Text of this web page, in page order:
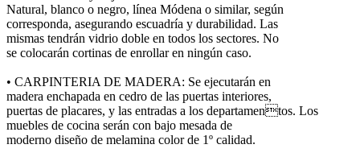
Natural, blanco o negro, línea Módena o similar, según
corresponda, asegurando escuadría y durabilidad. Las
mismas tendrán vidrio doble en todos los sectores. No
se colocarán cortinas de enrollar en ningún caso.
• CARPINTERIA DE MADERA: Se ejecutarán en
madera enchapada en cedro de las puertas interiores,
puertas de placares, y las entradas a los departamentos. Los
muebles de cocina serán con bajo mesada de
moderno diseño de melamina color de 1º calidad.